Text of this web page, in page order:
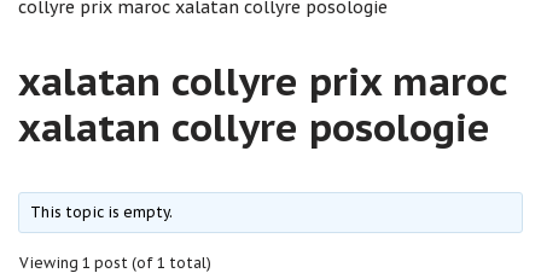
collyre prix maroc xalatan collyre posologie
xalatan collyre prix maroc
xalatan collyre posologie
This topic is empty.
Viewing 1 post (of 1 total)